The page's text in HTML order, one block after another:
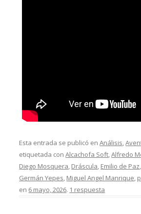
Esta entrada se publicó enAnálisis,
etiquetada conAlcachofa Soft,Alfredo
Diego Mosquera, Dráscula, Emilio de Paz,
Germán Yepes, Miguel Angel Manrique,
en 6 mayo, 2026. 1 respuesta